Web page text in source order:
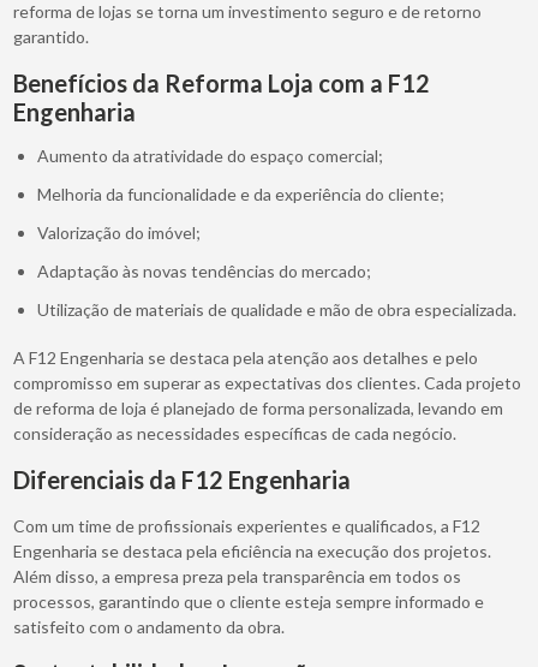
reforma de lojas se torna um investimento seguro e de retorno
garantido.
Benefícios da Reforma Loja com a F12
Engenharia
Aumento da atratividade do espaço comercial;
Melhoria da funcionalidade e da experiência do cliente;
Valorização do imóvel;
Adaptação às novas tendências do mercado;
Utilização de materiais de qualidade e mão de obra especializada.
A F12 Engenharia se destaca pela atenção aos detalhes e pelo
compromisso em superar as expectativas dos clientes. Cada projeto
de reforma de loja é planejado de forma personalizada, levando em
consideração as necessidades específicas de cada negócio.
Diferenciais da F12 Engenharia
Com um time de profissionais experientes e qualificados, a F12
Engenharia se destaca pela eficiência na execução dos projetos.
Além disso, a empresa preza pela transparência em todos os
processos, garantindo que o cliente esteja sempre informado e
satisfeito com o andamento da obra.